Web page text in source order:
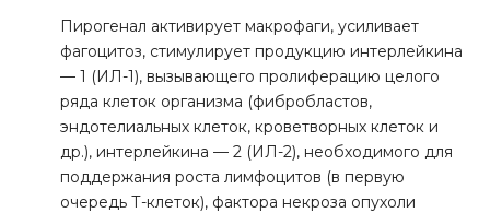
Пирогенал активирует макрофаги, усиливает
фагоцитоз, стимулирует продукцию интерлейкина
— 1 (ИЛ-1), вызывающего пролиферацию целого
ряда клеток организма (фибробластов,
эндотелиальных клеток, кроветворных клеток и
др.), интерлейкина — 2 (ИЛ-2), необходимого для
поддержания роста лимфоцитов (в первую
очередь Т-клеток), фактора некроза опухоли